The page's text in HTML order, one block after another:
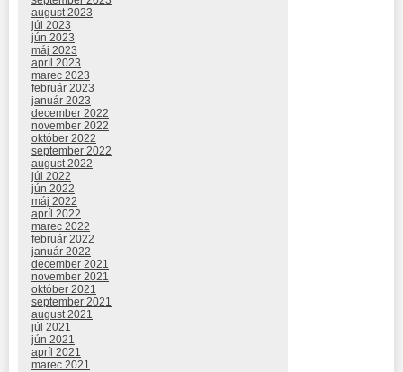
august 2023
júl 2023
jún 2023
máj 2023
apríl 2023
marec 2023
február 2023
január 2023
december 2022
november 2022
október 2022
september 2022
august 2022
júl 2022
jún 2022
máj 2022
apríl 2022
marec 2022
február 2022
január 2022
december 2021
november 2021
október 2021
september 2021
august 2021
júl 2021
jún 2021
apríl 2021
marec 2021